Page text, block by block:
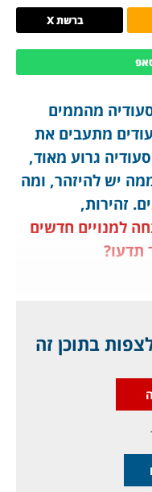
ברשת X
מהממים
מתעבים את
גרוע מאוד,
יש להיזהר, ומה
זהירות,
למנויים חדשים
תדעו?
אלחמיד אלר'וביין,
את הנושא
בתוכן זה